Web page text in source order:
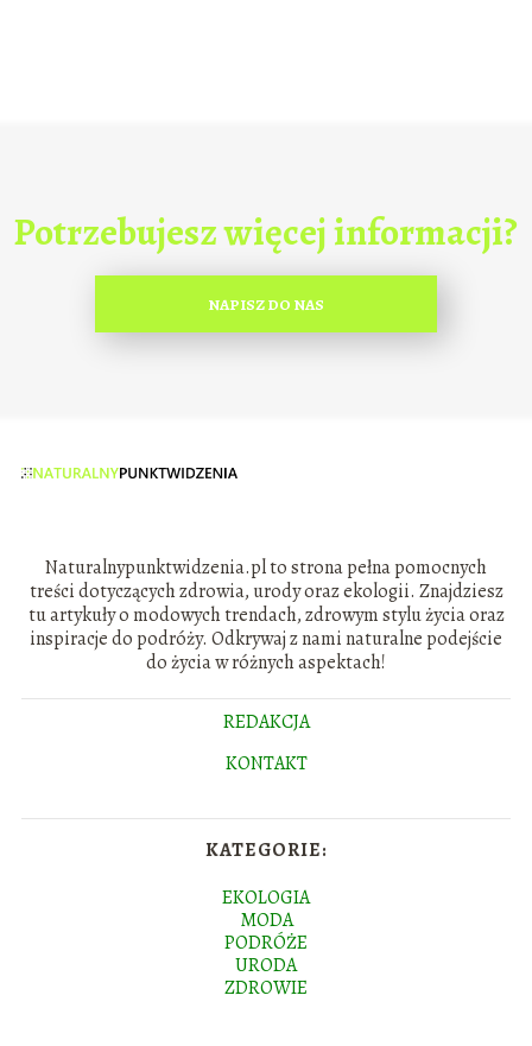
Potrzebujesz więcej informacji?
NAPISZ DO NAS
Naturalnypunktwidzenia.pl to strona pełna pomocnych
treści dotyczących zdrowia, urody oraz ekologii. Znajdziesz
tu artykuły o modowych trendach, zdrowym stylu życia oraz
inspiracje do podróży. Odkrywaj z nami naturalne podejście
do życia w różnych aspektach!
REDAKCJA
KONTAKT
KATEGORIE:
EKOLOGIA
MODA
PODRÓŻE
URODA
ZDROWIE